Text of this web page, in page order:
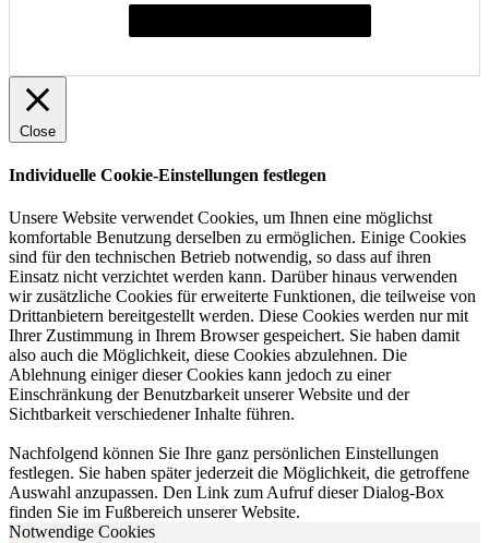
Close
Individuelle Cookie-Einstellungen festlegen
Unsere Website verwendet Cookies, um Ihnen eine möglichst
komfortable Benutzung derselben zu ermöglichen. Einige Cookies
sind für den technischen Betrieb notwendig, so dass auf ihren
Einsatz nicht verzichtet werden kann. Darüber hinaus verwenden
wir zusätzliche Cookies für erweiterte Funktionen, die teilweise von
Drittanbietern bereitgestellt werden. Diese Cookies werden nur mit
Ihrer Zustimmung in Ihrem Browser gespeichert. Sie haben damit
also auch die Möglichkeit, diese Cookies abzulehnen. Die
Ablehnung einiger dieser Cookies kann jedoch zu einer
Einschränkung der Benutzbarkeit unserer Website und der
Sichtbarkeit verschiedener Inhalte führen.
Nachfolgend können Sie Ihre ganz persönlichen Einstellungen
festlegen. Sie haben später jederzeit die Möglichkeit, die getroffene
Auswahl anzupassen. Den Link zum Aufruf dieser Dialog-Box
finden Sie im Fußbereich unserer Website.
Notwendige Cookies